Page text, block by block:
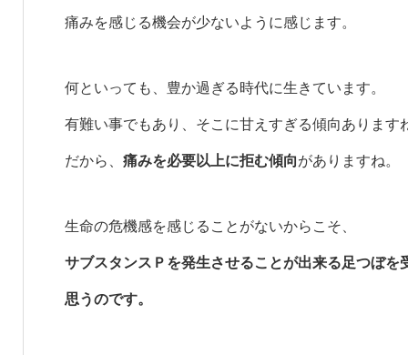
痛みを感じる機会が少ないように感じます。
何といっても、豊か過ぎる時代に生きています。
有難い事でもあり、そこに甘えすぎる傾向あります
だから、 痛みを必要以上に拒む傾向がありますね。
生命の危機感を感じることがないからこそ、
サブスタンスＰを発生させることが出来る足つぼ
思うのです。